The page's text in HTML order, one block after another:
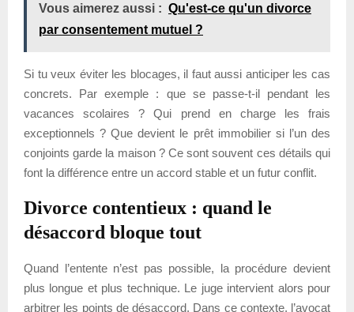
Vous aimerez aussi : Qu'est-ce qu'un divorce
par consentement mutuel ?
Si tu veux éviter les blocages, il faut aussi anticiper les cas
concrets. Par exemple : que se passe-t-il pendant les
vacances scolaires ? Qui prend en charge les frais
exceptionnels ? Que devient le prêt immobilier si l’un des
conjoints garde la maison ? Ce sont souvent ces détails qui
font la différence entre un accord stable et un futur conflit.
Divorce contentieux : quand le
désaccord bloque tout
Quand l’entente n’est pas possible, la procédure devient
plus longue et plus technique. Le juge intervient alors pour
arbitrer les points de désaccord. Dans ce contexte, l’avocat